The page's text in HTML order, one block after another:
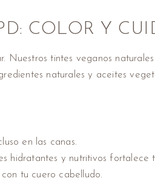
COLOR Y
tintes veganos
naturales y aceites
en las canas.
hidratantes y nutritivos fortalece
tu cuero cabelludo.